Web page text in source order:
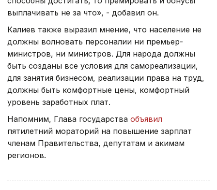
выплачивать не за что», - добавил он.
Калиев также выразил мнение, что население не
должны волновать персоналии ни премьер-
министров, ни министров. Для народа должны
быть созданы все условия для самореализации,
для занятия бизнесом, реализации права на труд,
должны быть комфортные цены, комфортный
уровень заработных плат.
Напомним, Глава государства объявил
пятилетний мораторий на повышение зарплат
членам Правительства, депутатам и акимам
регионов.